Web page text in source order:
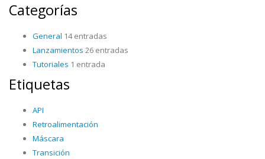
Categorías
General 14 entradas
Lanzamientos 26 entradas
Tutoriales 1 entrada
Etiquetas
API
Retroalimentación
Máscara
Transición